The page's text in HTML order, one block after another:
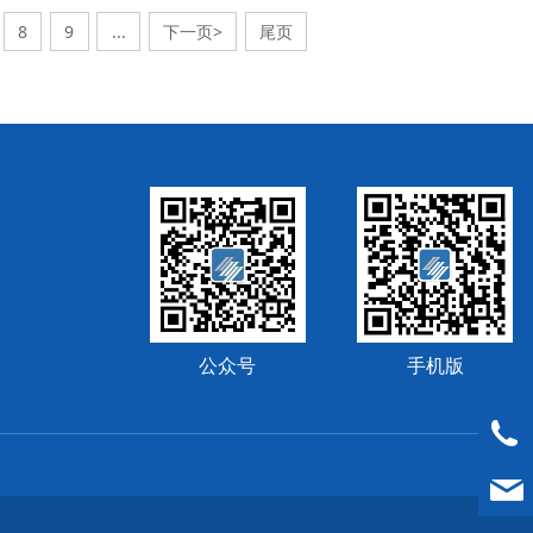
8 9 ... 下一页> 尾页
公众号 手机版